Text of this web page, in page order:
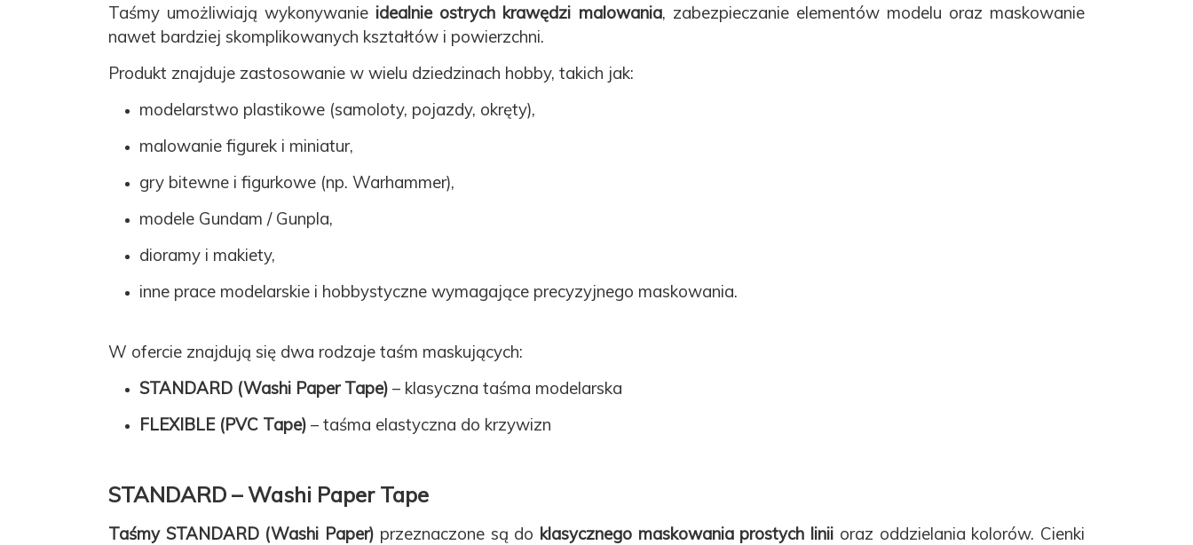
Taśmy umożliwiają wykonywanie idealnie ostrych krawędzi malowania, zabezpieczanie elementów modelu oraz maskowanie
nawet bardziej skomplikowanych kształtów i powierzchni.
Produkt znajduje zastosowanie w wielu dziedzinach hobby, takich jak:
modelarstwo plastikowe (samoloty, pojazdy, okręty),
malowanie figurek i miniatur,
gry bitewne i figurkowe (np. Warhammer),
modele Gundam / Gunpla,
dioramy i makiety,
inne prace modelarskie i hobbystyczne wymagające precyzyjnego maskowania.
W ofercie znajdują się dwa rodzaje taśm maskujących:
STANDARD (Washi Paper Tape) – klasyczna taśma modelarska
FLEXIBLE (PVC Tape) – taśma elastyczna do krzywizn
STANDARD – Washi Paper Tape
Taśmy STANDARD (Washi Paper) przeznaczone są do klasycznego maskowania prostych linii oraz oddzielania kolorów. Cienki